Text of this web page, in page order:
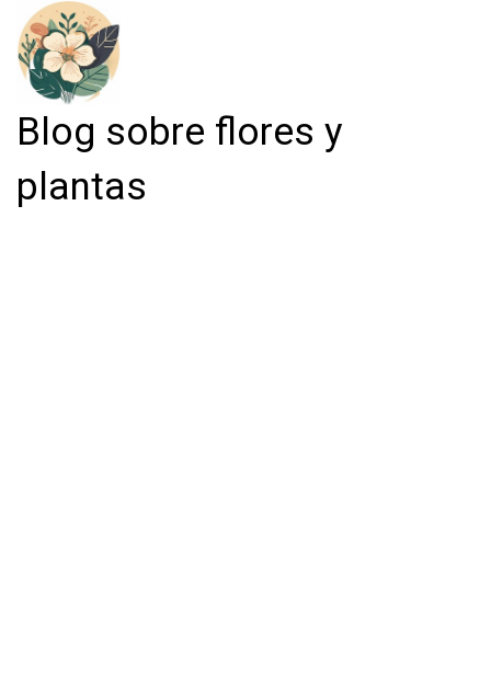
Blog sobre flores y
plantas